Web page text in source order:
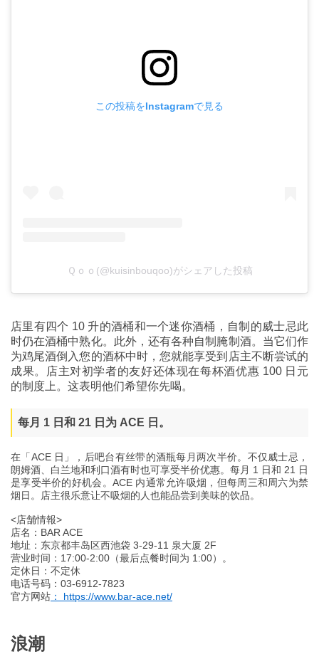
この投稿をInstagramで見る
Ｑｏｏ(@kuisinbouqoo)がシェアした投稿
店里有四个 10 升的酒桶和一个迷你酒桶，自制的威士忌此
时仍在酒桶中熟化。此外，还有各种自制腌制酒。当它们作
为鸡尾酒倒入您的酒杯中时，您就能享受到店主不断尝试的
成果。店主对初学者的友好还体现在每杯酒优惠 100 日元
的制度上。这表明他们希望你先喝。
每月 1 日和 21 日为 ACE 日。
在「ACE 日」，后吧台有丝带的酒瓶每月两次半价。不仅威士忌，
朗姆酒、白兰地和利口酒有时也可享受半价优惠。每月 1 日和 21 日
是享受半价的好机会。ACE 内通常允许吸烟，但每周三和周六为禁
烟日。店主很乐意让不吸烟的人也能品尝到美味的饮品。
<店舗情報>
店名：BAR ACE
地址：东京都丰岛区西池袋 3-29-11 泉大厦 2F
营业时间：17:00-2:00（最后点餐时间为 1:00）。
定休日：不定休
电话号码：03-6912-7823
官方网站 ： https://www.bar-ace.net/
浪潮